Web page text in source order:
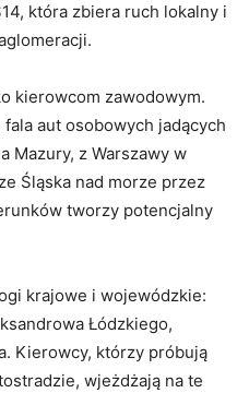
która zbiera ruch lokalny i
kierowcom zawodowym.
fala aut osobowych jadących
Mazury, z Warszawy w
Śląska nad morze przez
tworzy potencjalny
krajowe i wojewódzkie:
Łódzkiego,
Kierowcy, którzy próbują
wjeżdżają na te